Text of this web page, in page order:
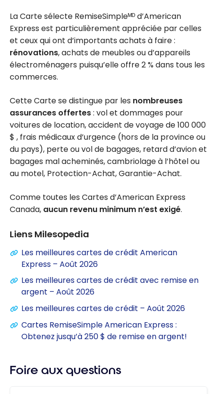
La Carte sélecte RemiseSimpleᴹᴰ d’American
Express est particulièrement appréciée par celles
et ceux qui ont d’importants achats à faire :
rénovations, achats de meubles ou d’appareils
électroménagers puisqu’elle offre 2 % dans tous les
commerces.
Cette Carte se distingue par les nombreuses
assurances offertes: vol et dommages pour
voitures de location, accident de voyage de 100 000
$ , frais médicaux d’urgence (hors de la province ou
du pays), perte ou vol de bagages, retard d’avion et
bagages mal acheminés, cambriolage à l’hôtel ou
au motel, Protection-Achat, Garantie-Achat.
Comme toutes les Cartes d’American Express
Canada, aucun revenu minimum n’est exigé.
Liens Milesopedia
Les meilleures cartes de crédit American
Express – Août 2026
Les meilleures cartes de crédit avec remise en
argent – Août 2026
Les meilleures cartes de crédit – Août 2026
Cartes RemiseSimple American Express :
Obtenez jusqu’à 250 $ de remise en argent!
Foire aux questions